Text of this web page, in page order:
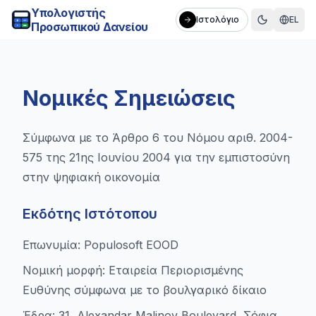
Υπολογιστής
Προσωπικού Δανείου
Ιστολόγιο EL
Νομικές Σημειώσεις
Σύμφωνα με το Άρθρο 6 του Νόμου αριθ. 2004-
575 της 21ης Ιουνίου 2004 για την εμπιστοσύνη
στην ψηφιακή οικονομία
Εκδότης Ιστότοπου
Επωνυμία: Populosoft EOOD
Νομική μορφή: Εταιρεία Περιορισμένης
Ευθύνης σύμφωνα με το βουλγαρικό δίκαιο